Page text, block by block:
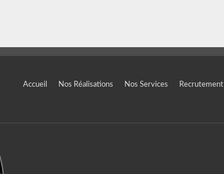
Accueil Nos Réalisations Nos Services Recrutement